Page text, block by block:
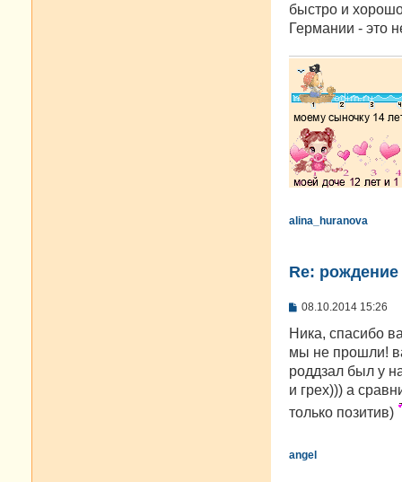
быстро и
Германии - это
alina_huranova
Re:
С
о
щ
е
и
08.10.2014 15:26
Ника, спасибо
мы не прошли!
роддзал был у
и грех))) а
только позитив)
angel